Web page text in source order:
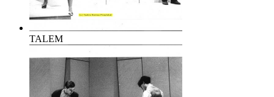
TALEM